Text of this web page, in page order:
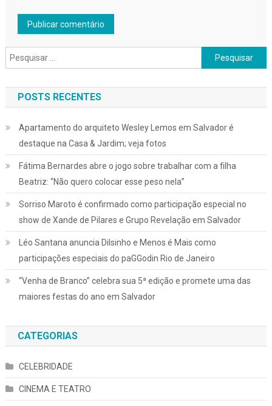
Pesquisar
por:
POSTS RECENTES
Apartamento do arquiteto Wesley Lemos em Salvador é
destaque na Casa & Jardim; veja fotos
Fátima Bernardes abre o jogo sobre trabalhar com a filha
Beatriz: “Não quero colocar esse peso nela”
Sorriso Maroto é confirmado como participação especial no
show de Xande de Pilares e Grupo Revelação em Salvador
Léo Santana anuncia Dilsinho e Menos é Mais como
participações especiais do paGGodin Rio de Janeiro
“Venha de Branco” celebra sua 5ª edição e promete uma das
maiores festas do ano em Salvador
CATEGORIAS
CELEBRIDADE
CINEMA E TEATRO